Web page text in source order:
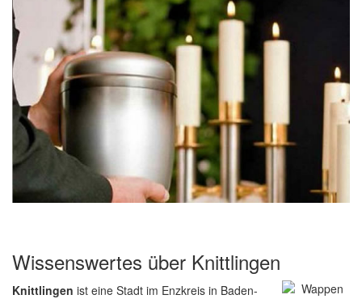
Wissenswertes über Knittlingen
Knittlingen ist eine Stadt im Enzkreis in Baden-